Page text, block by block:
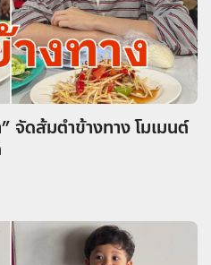
จัดส้มตำข้างทาง โมเมนต์